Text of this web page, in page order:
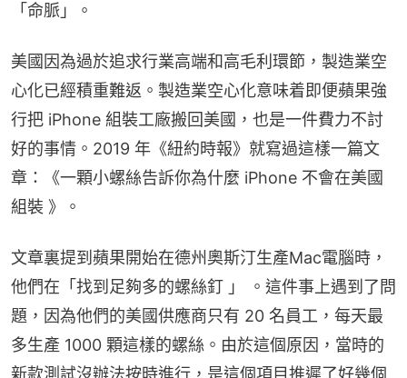
「命脈」。
美國因為過於追求行業高端和高毛利環節，製造業空
心化已經積重難返。製造業空心化意味着即便蘋果強
行把 iPhone 組裝工廠搬回美國，也是一件費力不討
好的事情。2019 年《紐約時報》就寫過這樣一篇文
章：《一顆小螺絲告訴你為什麼 iPhone 不會在美國
組裝 》。
文章裏提到蘋果開始在德州奧斯汀生產Mac電腦時，
他們在「找到足夠多的螺絲釘 」 。這件事上遇到了問
題，因為他們的美國供應商只有 20 名員工，每天最
多生產 1000 顆這樣的螺絲。由於這個原因，當時的
新款測試沒辦法按時進行，是這個項目推遲了好幾個